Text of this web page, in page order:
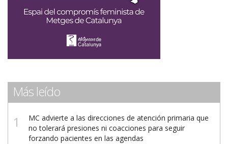
Más leído
MC advierte a las direcciones de atención primaria que
no tolerará presiones ni coacciones para seguir
forzando pacientes en las agendas